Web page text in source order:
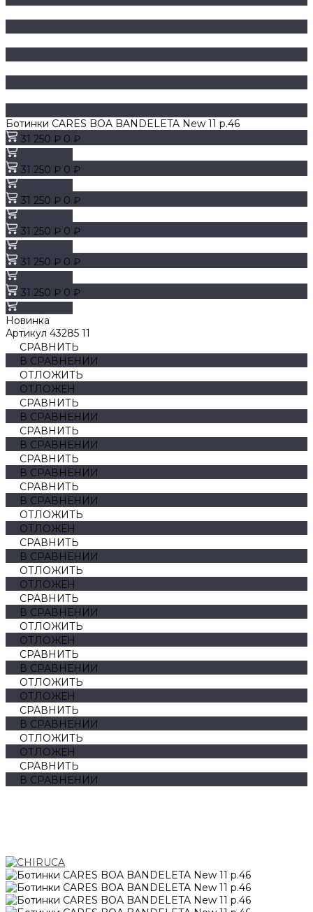
Ботинки CARES BOA BANDELETA New 11 р.46
31 250 ₽ 0 ₽
31 250 ₽ 0 ₽
31 250 ₽ 0 ₽
31 250 ₽ 0 ₽
31 250 ₽ 0 ₽
31 250 ₽ 0 ₽
Новинка
Артикул 43285 11
СРАВНИТЬ
В СРАВНЕНИИ
ОТЛОЖИТЬ
ОТЛОЖЕН
СРАВНИТЬ
В СРАВНЕНИИ
СРАВНИТЬ
В СРАВНЕНИИ
СРАВНИТЬ
В СРАВНЕНИИ
СРАВНИТЬ
В СРАВНЕНИИ
ОТЛОЖИТЬ
ОТЛОЖЕН
СРАВНИТЬ
В СРАВНЕНИИ
ОТЛОЖИТЬ
ОТЛОЖЕН
СРАВНИТЬ
В СРАВНЕНИИ
ОТЛОЖИТЬ
ОТЛОЖЕН
СРАВНИТЬ
В СРАВНЕНИИ
ОТЛОЖИТЬ
ОТЛОЖЕН
СРАВНИТЬ
В СРАВНЕНИИ
ОТЛОЖИТЬ
ОТЛОЖЕН
СРАВНИТЬ
В СРАВНЕНИИ